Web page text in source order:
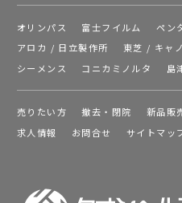
オリンパス 富士フイルム ペン
アロカ / 日立製作所
東芝 / キャ
シーメンス
コニカミノルタ 島
売りたい方 撤去・閉院 新品販
求人情報
お問合せ サイトマッ